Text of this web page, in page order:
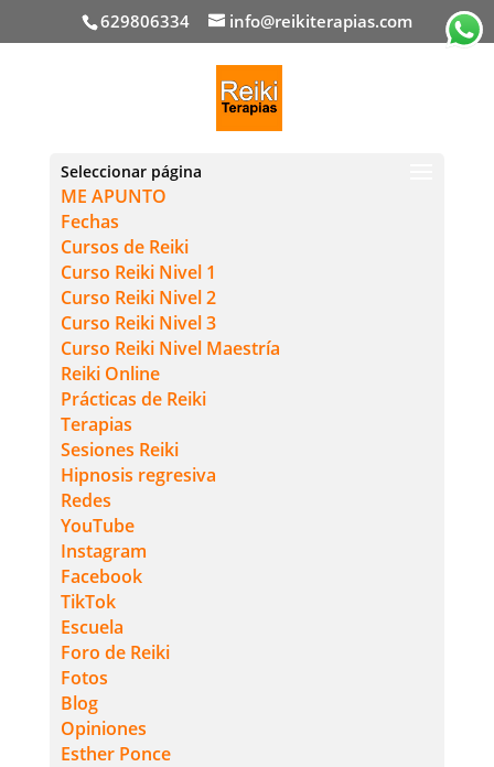
629806334 info@reikiterapias.com
Seleccionar página
ME APUNTO
Fechas
Cursos de Reiki
Curso Reiki Nivel 1
Curso Reiki Nivel 2
Curso Reiki Nivel 3
Curso Reiki Nivel Maestría
Reiki Online
Prácticas de Reiki
Terapias
Sesiones Reiki
Hipnosis regresiva
Redes
YouTube
Instagram
Facebook
TikTok
Escuela
Foro de Reiki
Fotos
Blog
Opiniones
Esther Ponce